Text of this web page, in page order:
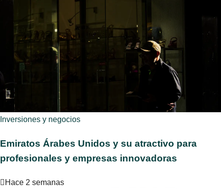
Inversiones y negocios
Emiratos Árabes Unidos y su atractivo para
profesionales y empresas innovadoras
Hace 2 semanas